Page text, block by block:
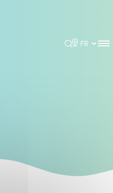
Rechercher
Choisir la